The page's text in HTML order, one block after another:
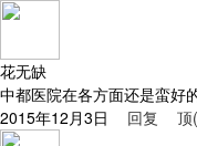
花无缺
中都医院在各方面还是蛮好
2015年12月3日
回复 顶